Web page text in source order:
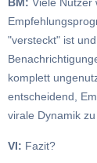
BM: Viele Nutzer
"versteckt" ist
komplett
entscheidend,
virale Dynamik
VI: Fazit?